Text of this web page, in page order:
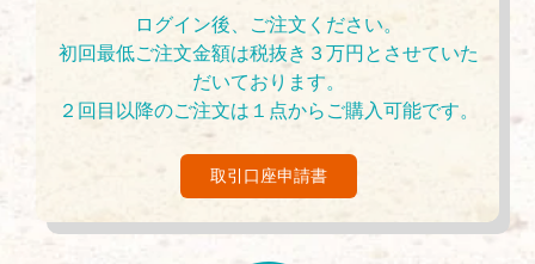
ログイン後、ご注文ください。
初回最低ご注文金額は税抜き３万円とさせていた
だいております。
２回目以降のご注文は１点からご購入可能です。
取引口座申請書